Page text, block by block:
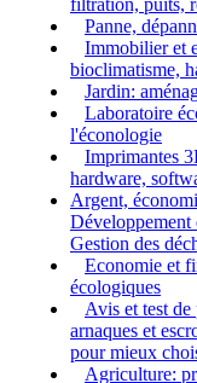
filtration, puits,
Panne,
Immobilier et
bioclimatisme,
Jardin:
Laboratoire
l'éconologie
Imprimantes
hardware,
Argent,
Développement
Gestion des
Economie et
écologiques
Avis et test de
arnaques et
pour mieux
Agriculture: